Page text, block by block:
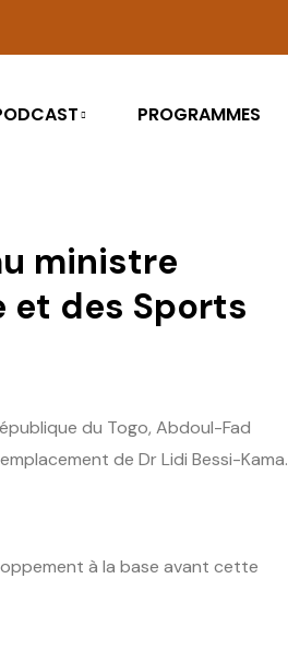
PROGRAMMES
ministre
et des Sports
du Togo, Abdoul-Fad
de Dr Lidi Bessi-Kama.
à la base avant cette